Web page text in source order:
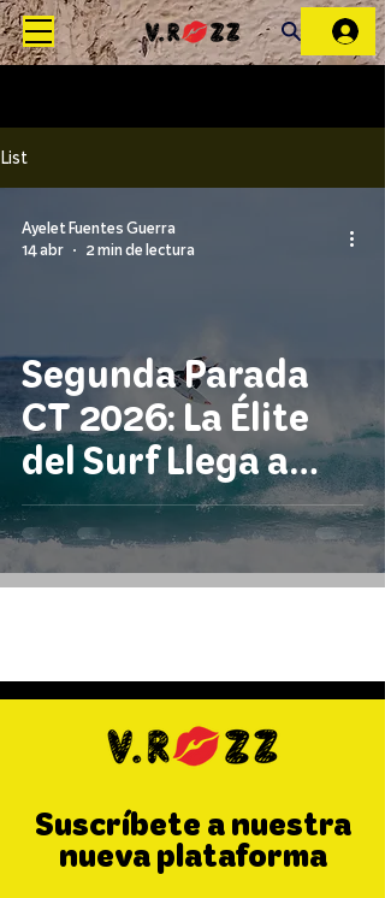
List
Segunda Parada
CT 2026: La Élite
del Surf Llega a
Australia
Occidental
Ayelet Fuentes Guerra
14 abr
2 min de lectura
Suscríbete a nuestra
nueva plataforma